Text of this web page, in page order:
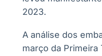
2023.
A análise dos
março da